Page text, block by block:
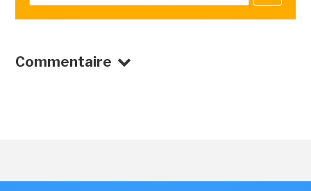
Commentaire